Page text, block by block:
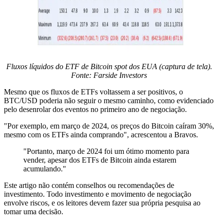
Fluxos líquidos do ETF de Bitcoin spot dos EUA (captura de tela).
Fonte: Farside Investors
Mesmo que os fluxos de ETFs voltassem a ser positivos, o
BTC/USD poderia não seguir o mesmo caminho, como evidenciado
pelo desenrolar dos eventos no primeiro ano de negociação.
"Por exemplo, em março de 2024, os preços do Bitcoin caíram 30%,
mesmo com os ETFs ainda comprando", acrescentou a Bravos.
"Portanto, março de 2024 foi um ótimo momento para
vender, apesar dos ETFs de Bitcoin ainda estarem
acumulando."
Este artigo não contém conselhos ou recomendações de
investimento. Todo investimento e movimento de negociação
envolve riscos, e os leitores devem fazer sua própria pesquisa ao
tomar uma decisão.